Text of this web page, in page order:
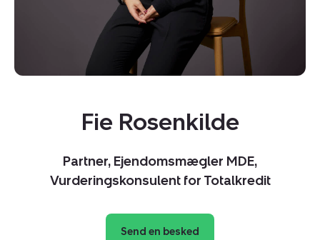
Fie Rosenkilde
Partner, Ejendomsmægler MDE,
Vurderingskonsulent for Totalkredit
Send en besked